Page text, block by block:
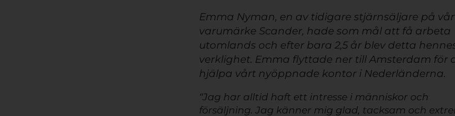
Emma Nyman, en av tidigare stjärnsäljare på
varumärke Scander, hade som mål att få arbeta
utomlands och efter bara 2,5 år blev detta
verklighet. Emma flyttade ner till Amsterdam för
hjälpa vårt nyöppnade kontor i Nederländerna.
“Jag har alltid haft ett intresse i människor och
försäljning. Jag känner mig glad, tacksam och